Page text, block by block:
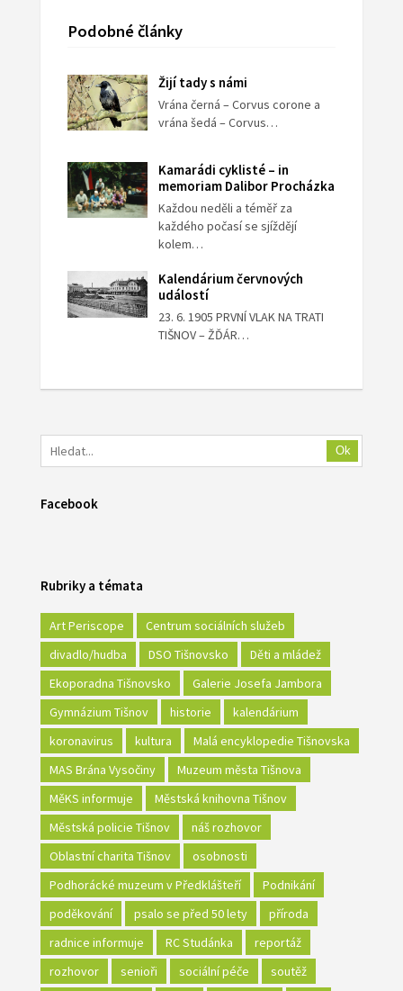
Podobné články
Žijí tady s námi
Vrána černá – Corvus corone a
vrána šedá – Corvus…
Kamarádi cyklisté – in
memoriam Dalibor Procházka
Každou neděli a téměř za
každého počasí se sjíždějí
kolem…
Kalendárium červnových
událostí
23. 6. 1905 PRVNÍ VLAK NA TRATI
TIŠNOV – ŽĎÁR…
Ok
Facebook
Rubriky a témata
Art Periscope
Centrum sociálních služeb
divadlo/hudba
DSO Tišnovsko
Děti a mládež
Ekoporadna Tišnovsko
Galerie Josefa Jambora
Gymnázium Tišnov
historie
kalendárium
koronavirus
kultura
Malá encyklopedie Tišnovska
MAS Brána Vysočiny
Muzeum města Tišnova
MěKS informuje
Městská knihovna Tišnov
Městská policie Tišnov
náš rozhovor
Oblastní charita Tišnov
osobnosti
Podhorácké muzeum v Předklášteří
Podnikání
poděkování
psalo se před 50 lety
příroda
radnice informuje
RC Studánka
reportáž
rozhovor
senioři sociální péče
soutěž